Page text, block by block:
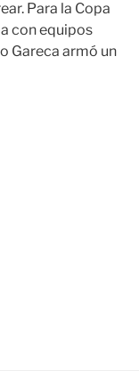
Para la Copa
con equipos
Gareca armó un